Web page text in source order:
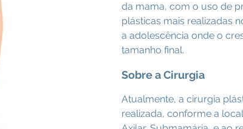
da mama, com o uso de
plásticas mais realizadas
a adolescência onde o
tamanho final.
Sobre a Cirurgia
Atualmente, a cirurgia
realizada, conforme a